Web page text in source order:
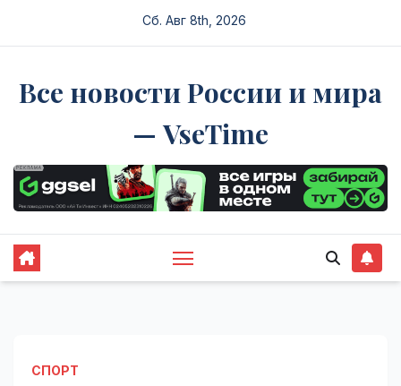
Сб. Авг 8th, 2026
Все новости России и мира
— VseTime
СПОРТ